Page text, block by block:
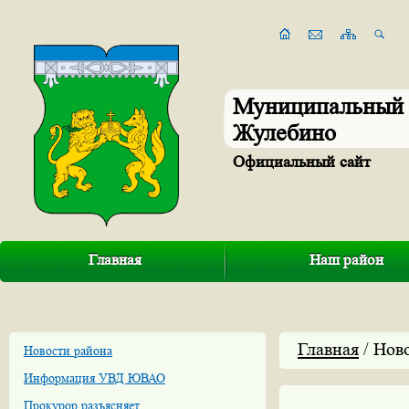
Муниципальный
Жулебино
Официальный сайт
Главная Наш район
Новости района
Информация УВД ЮВАО
Прокурор разъясняет
Главная /